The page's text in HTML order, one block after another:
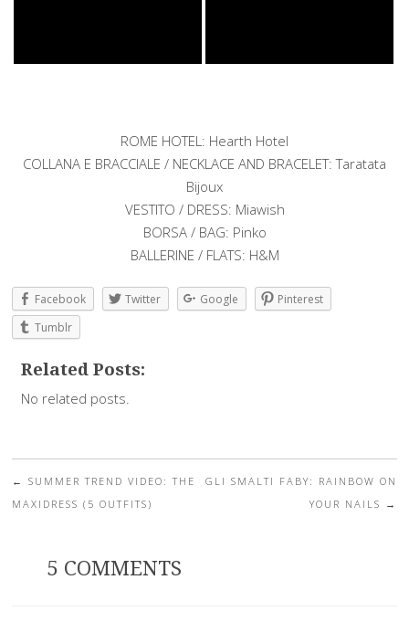
ROME HOTEL: Hearth Hotel
COLLANA E BRACCIALE / NECKLACE AND BRACELET: Taratata
Bijoux
VESTITO / DRESS: Miawish
BORSA / BAG: Pinko
BALLERINE / FLATS: H&M
Facebook Twitter Google
Pinterest
Tumblr
Related Posts:
No related posts.
Post navigation
← SUMMER TREND VIDEO: THE
MAXIDRESS (5 OUTFITS)
GLI SMALTI FABY: RAINBOW ON
YOUR NAILS →
5 COMMENTS